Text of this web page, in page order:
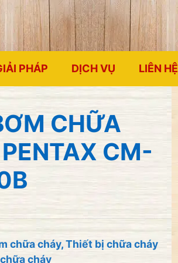
PHÁP DỊCH VỤ LIÊN HỆ
CHỮA
CM-
chữa cháy,Thiết bị chữa cháy
cháy